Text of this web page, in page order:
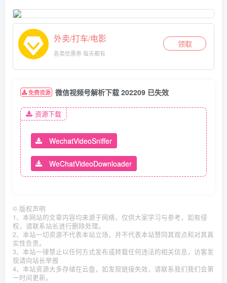
外卖/打车/电影
各类优惠券 每天都有
领取
免费资源 微信视频号解析下载 202209 已失效
资源下载
WechatVideoSniffer
WeChatVideoDownloader
© 版权声明
1、本网站的文章内容均来源于网络，仅供大家学习与参考，如有侵
权，请联系站长进行删除处理。
2、本站一切资源不代表本站立场，并不代表本站赞同其观点和对其真
实性负责。
3、本站一律禁止以任何方式发布或转载任何违法的相关信息，访客发
现请向站长举报
4、本站资源大多存储在云盘，如发现链接失效，请联系我们我们会第
一时间更新。